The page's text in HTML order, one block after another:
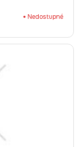
Nedostupné